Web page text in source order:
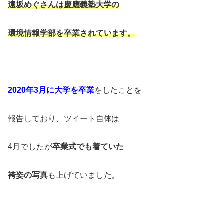
遠坂めぐさんは慶應義塾大学の
環境情報学部を卒業されています。
2020年3月に大学を卒業をしたことを
報告しており、ツイート自体は
4月でしたが卒業式でも着ていた
袴姿の写真も上げていました。